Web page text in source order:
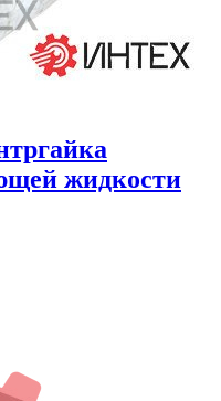
жидкости